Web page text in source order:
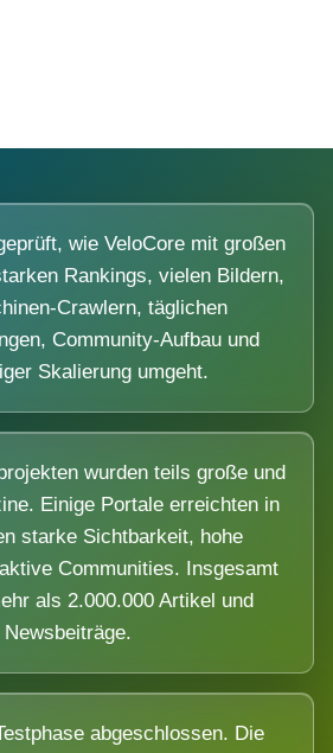
wie VeloCore mit großen
Rankings, vielen Bildern,
Crawlern, täglichen
Community-Aufbau und
Skalierung umgeht.
wurden teils große und
Einige Portale erreichten in
starke Sichtbarkeit, hohe
Communities. Insgesamt
als 2.000.000 Artikel und
Newsbeiträge.
abgeschlossen. Die